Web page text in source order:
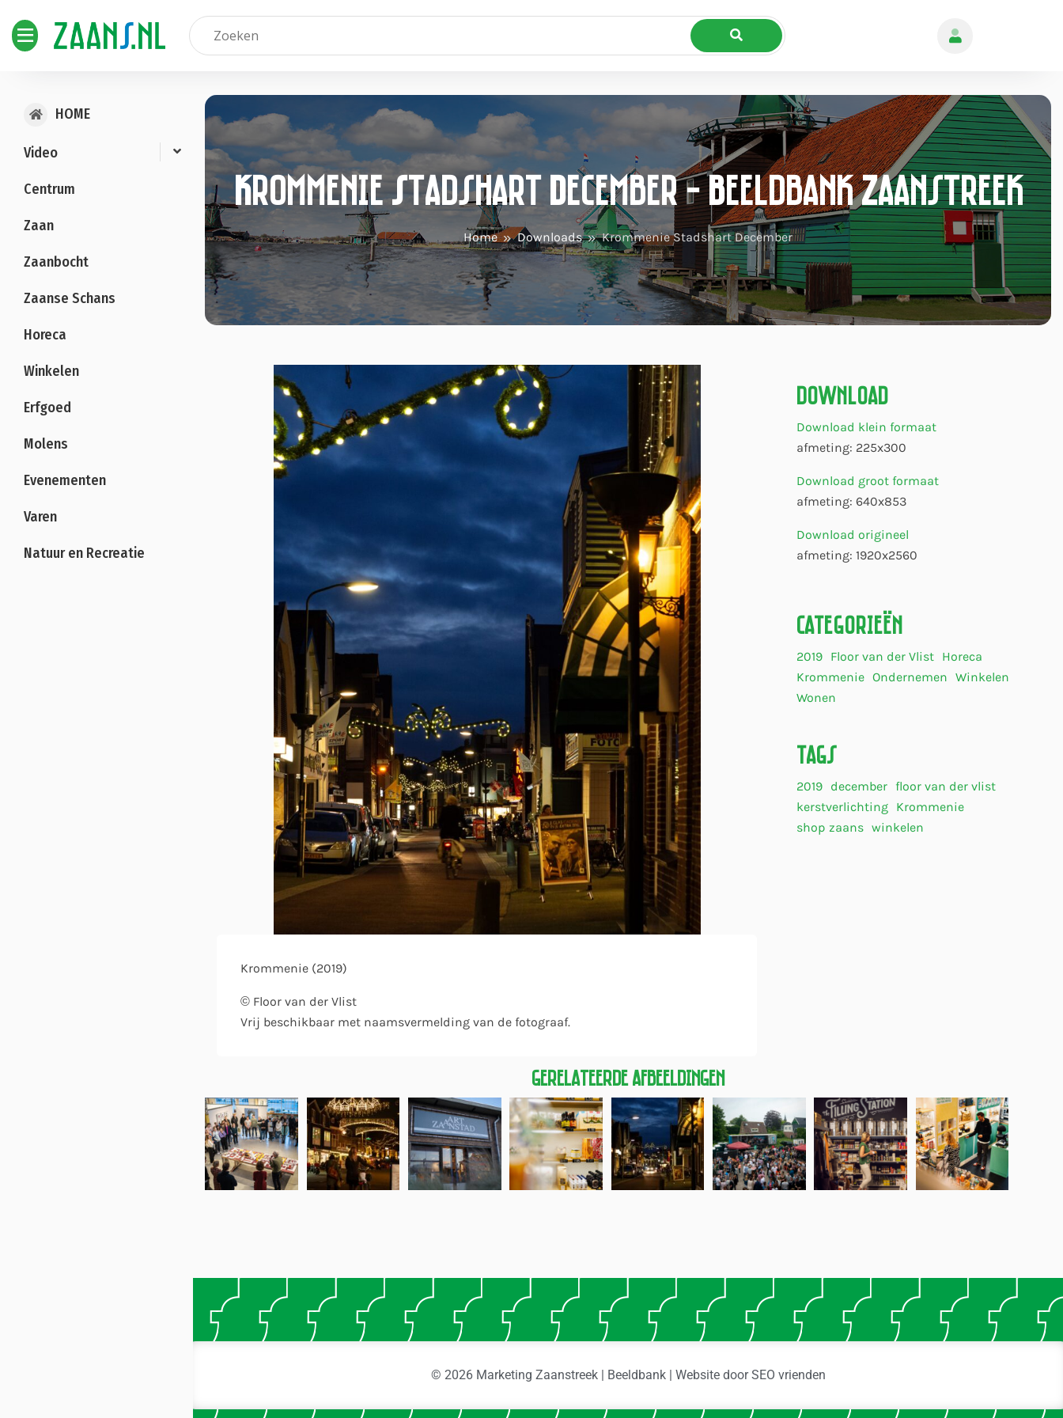
HOME
Video
Centrum
Zaan
Zaanbocht
Zaanse Schans
Horeca
Winkelen
Erfgoed
Molens
Evenementen
Varen
Natuur en Recreatie
Krommenie Stadshart December - Beeldbank Zaanstreek
Home Downloads Krommenie Stadshart December
Krommenie (2019)
© Floor van der Vlist
Vrij beschikbaar met naamsvermelding van de fotograaf.
Download
Download klein formaat
afmeting: 225x300
Download groot formaat
afmeting: 640x853
Download origineel
afmeting: 1920x2560
Categorieën
2019 Floor van der Vlist Horeca
Krommenie Ondernemen
Winkelen
Wonen
Tags
2019 december floor van der vlist
kerstverlichting Krommenie
shop zaans winkelen
Gerelateerde Afbeeldingen
© 2026 Marketing Zaanstreek | Beeldbank | Website doorSEO vrienden